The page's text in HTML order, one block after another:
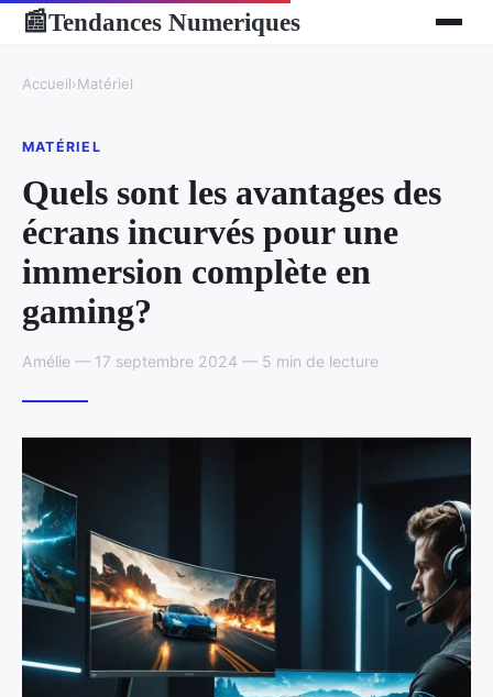
📰Tendances Numeriques
Accueil›Matériel
MATÉRIEL
Quels sont les avantages des
écrans incurvés pour une
immersion complète en
gaming?
Amélie — 17 septembre 2024 — 5 min de lecture